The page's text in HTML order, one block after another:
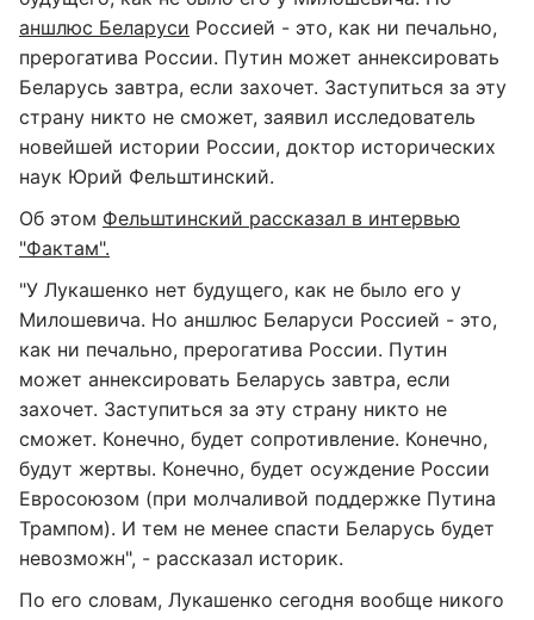
аншлюс Беларуси Россией - это, как ни печально,
прерогатива России. Путин может аннексировать
Беларусь завтра, если захочет. Заступиться за эту
страну никто не сможет, заявил исследователь
новейшей истории России, доктор исторических
наук Юрий Фельштинский.
Об этом Фельштинский рассказал в интервью
"Фактам".
"У Лукашенко нет будущего, как не было его у
Милошевича. Но аншлюс Беларуси Россией - это,
как ни печально, прерогатива России. Путин
может аннексировать Беларусь завтра, если
захочет. Заступиться за эту страну никто не
сможет. Конечно, будет сопротивление. Конечно,
будут жертвы. Конечно, будет осуждение России
Евросоюзом (при молчаливой поддержке Путина
Трампом). И тем не менее спасти Беларусь будет
невозможн", - рассказал историк.
По его словам, Лукашенко сегодня вообще никого